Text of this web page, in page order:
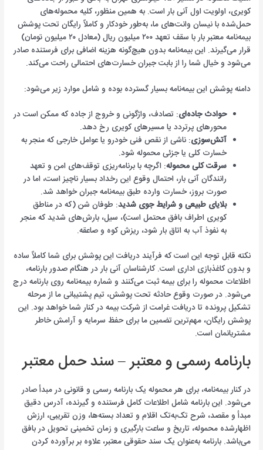
کویری، اولویت اول آنی بار است. به همین منظور، کلیه محموله‌های
حمل‌شده با نیسان وانت‌های ما، به‌طور خودکار و کاملاً رایگان تحت پوشش
بیمه‌نامه معتبر بار با سقف تعهد ۲۰۰ میلیون ریال (معادل ۲۰ میلیون تومان)
قرار می‌گیرند. این بیمه‌نامه بدون هیچ‌گونه هزینه اضافی برای فرستنده صادر
می‌شود و خیال شما را از بابت جبران خسارت‌های احتمالی راحت می‌کند.
دامنه پوشش این بیمه‌نامه بسیار گسترده بوده و شامل موارد زیر می‌شود:
حوادث جاده‌ای: تصادف، واژگونی و خروج از جاده که ممکن است در
محورهای پرتردد یا مسیرهای کویری رخ دهد.
آتش‌سوزی: ناشی از نقص فنی خودرو یا عوامل خارجی که منجر به
خسارت کلی یا جزئی محموله شود.
سرقت کلی محموله: اگرچه با برنامه‌ریزی توقف‌های امن و تعهد
رانندگان آنی بار، احتمال وقوع این رخداد بسیار ناچیز است، اما در
صورت بروز، خسارت وارده طبق بیمه‌نامه جبران خواهد شد.
بلایای طبیعی و شرایط جوی شدید: طوفان شن (که در مناطق
کویری اطراف بافق محتمل است)، سیل، بارش‌های شدید که منجر
به نفوذ آب به اتاق بار شود، ریزش کوه و صاعقه.
نکته قابل توجه این است که فرآیند دریافت این پوشش برای شما کاملاً ساده
و بدون کاغذبازی اداری است. کارشناسان آنی بار در هنگام صدور بارنامه،
اطلاعات محموله را برای بیمه ثبت می‌کنند و شماره بیمه‌نامه روی بارنامه درج
می‌شود. در صورت وقوع حادثه تحت پوشش، تیم پشتیبانی ما از مرحله
تشکیل پرونده تا دریافت غرامت از شرکت بیمه در کنار شما خواهد بود. این
پوشش رایگان، مهم‌ترین تضمین ما برای حفظ سرمایه و آرامش خاطر
مشتریانمان است.
بارنامه رسمی و معتبر – سند حمل معتبر
در کنار بیمه‌نامه، برای هر محموله یک بارنامه رسمی و قانونی در مبدأ صادر
می‌شود. این بارنامه شامل اطلاعات کامل فرستنده و گیرنده، آدرس دقیق
مبدأ و مقصد، شرح تک‌به‌تک اقلام و تعداد بسته‌ها، وزن تقریبی، ارزش
اظهارشده محموله، تاریخ و ساعت بارگیری و زمان تخمینی تحویل در بافق
می‌باشد. بارنامه به‌عنوان یک سند حقوقی معتبر، علاوه بر برآورده کردن